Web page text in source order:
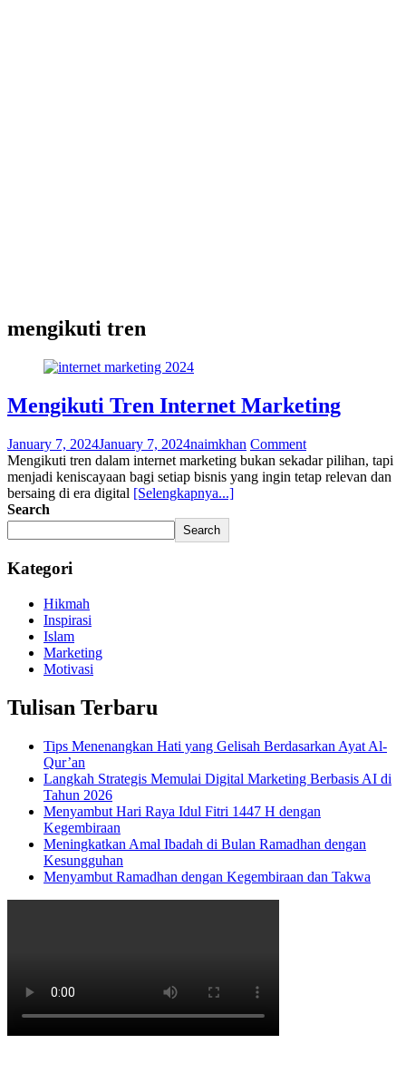
mengikuti tren
Mengikuti Tren Internet Marketing
January 7, 2024January 7, 2024naimkhan Comment
Mengikuti tren dalam internet marketing bukan sekadar pilihan, tapi
menjadi keniscayaan bagi setiap bisnis yang ingin tetap relevan dan
bersaing di era digital [Selengkapnya...]
Search
Search
Kategori
Hikmah
Inspirasi
Islam
Marketing
Motivasi
Tulisan Terbaru
Tips Menenangkan Hati yang Gelisah Berdasarkan Ayat Al-
Qur’an
Langkah Strategis Memulai Digital Marketing Berbasis AI di
Tahun 2026
Menyambut Hari Raya Idul Fitri 1447 H dengan
Kegembiraan
Meningkatkan Amal Ibadah di Bulan Ramadhan dengan
Kesungguhan
Menyambut Ramadhan dengan Kegembiraan dan Takwa